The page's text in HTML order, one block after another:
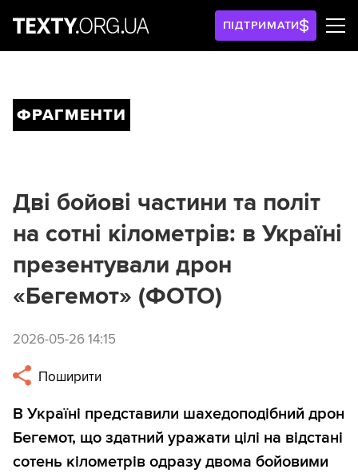
ПІДТРИМАТИ
ФРАГМЕНТИ
Дві бойові частини та політ
на сотні кілометрів: в Україні
презентували дрон
«Бегемот» (ФОТО)
2026-05-26 14:15
Поширити
В Україні представили шахедоподібний дрон
Бегемот, що здатний уражати цілі на відстані
сотень кілометрів одразу двома бойовими